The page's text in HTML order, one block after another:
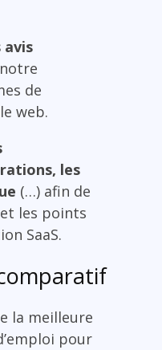
avis
de
web.
les
(…) afin de
les points
SaaS.
la meilleure
pour